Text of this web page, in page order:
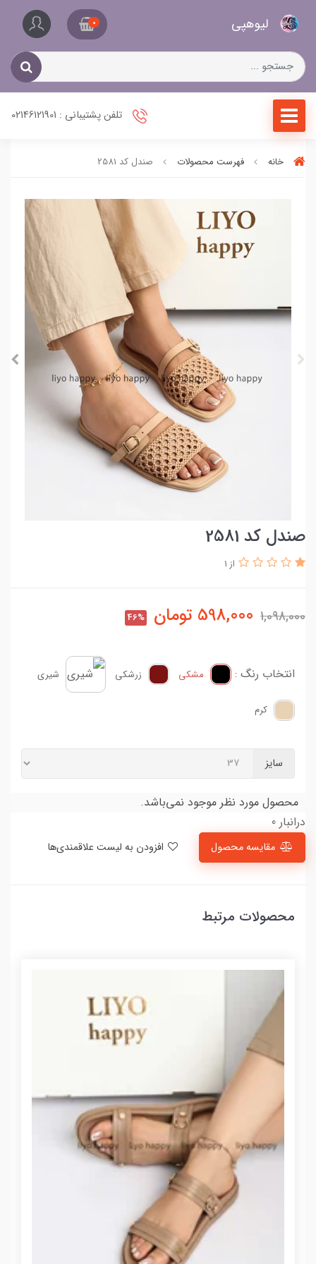
لیو‌هپی 0
تلفن پشتیبانی : 02146121901
خانه فهرست محصولات صندل کد 2581
صندل کد 2581
از 1
1,098,000
598,000 تومان 46%
انتخاب رنگ : مشکی زرشکی شیری
کرم
سایز
محصول مورد نظر موجود نمی‌باشد.
درانبار 0
مقایسه محصول
محصولات مرتبط